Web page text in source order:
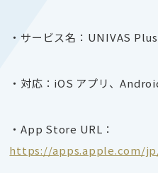
・サービス名：UNIVAS
・対応：iOS アプリ、
・App Store URL：
https://apps.apple.com/